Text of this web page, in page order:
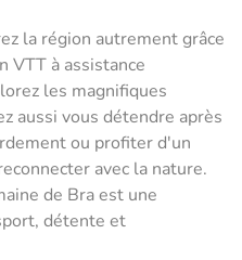
la région autrement grâce
VTT à assistance
les magnifiques
aussi vous détendre après
ou profiter d'un
avec la nature.
de Bra est une
détente et